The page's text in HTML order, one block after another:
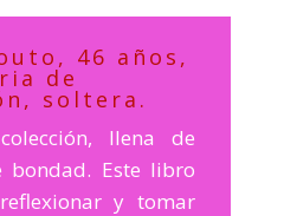
46 años,
de
soltera.
llena de
bondad. Este libro
y tomar